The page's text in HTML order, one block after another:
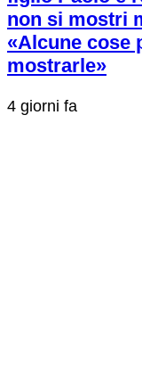
non si mostri
«Alcune cose
mostrarle»
4 giorni fa